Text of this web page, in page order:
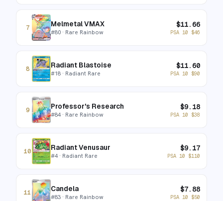
7 Melmetal VMAX
#80 · Rare Rainbow
$11.66
PSA 10 $46
8 Radiant Blastoise
#18 · Radiant Rare
$11.60
PSA 10 $90
9 Professor's Research
#84· Rare Rainbow
$9.18
PSA 10 $38
10 Radiant Venusaur
#4· Radiant Rare
$9.17
PSA 10 $110
11 Candela
#83 · Rare Rainbow
$7.88
PSA 10 $50